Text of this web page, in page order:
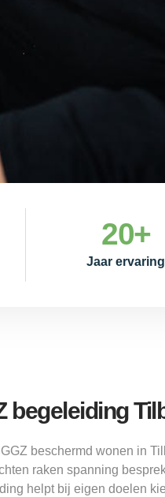
Jaar ervaring
20+
begeleiding
beschermd wonen in
raken spanning
helpt bij eigen doelen